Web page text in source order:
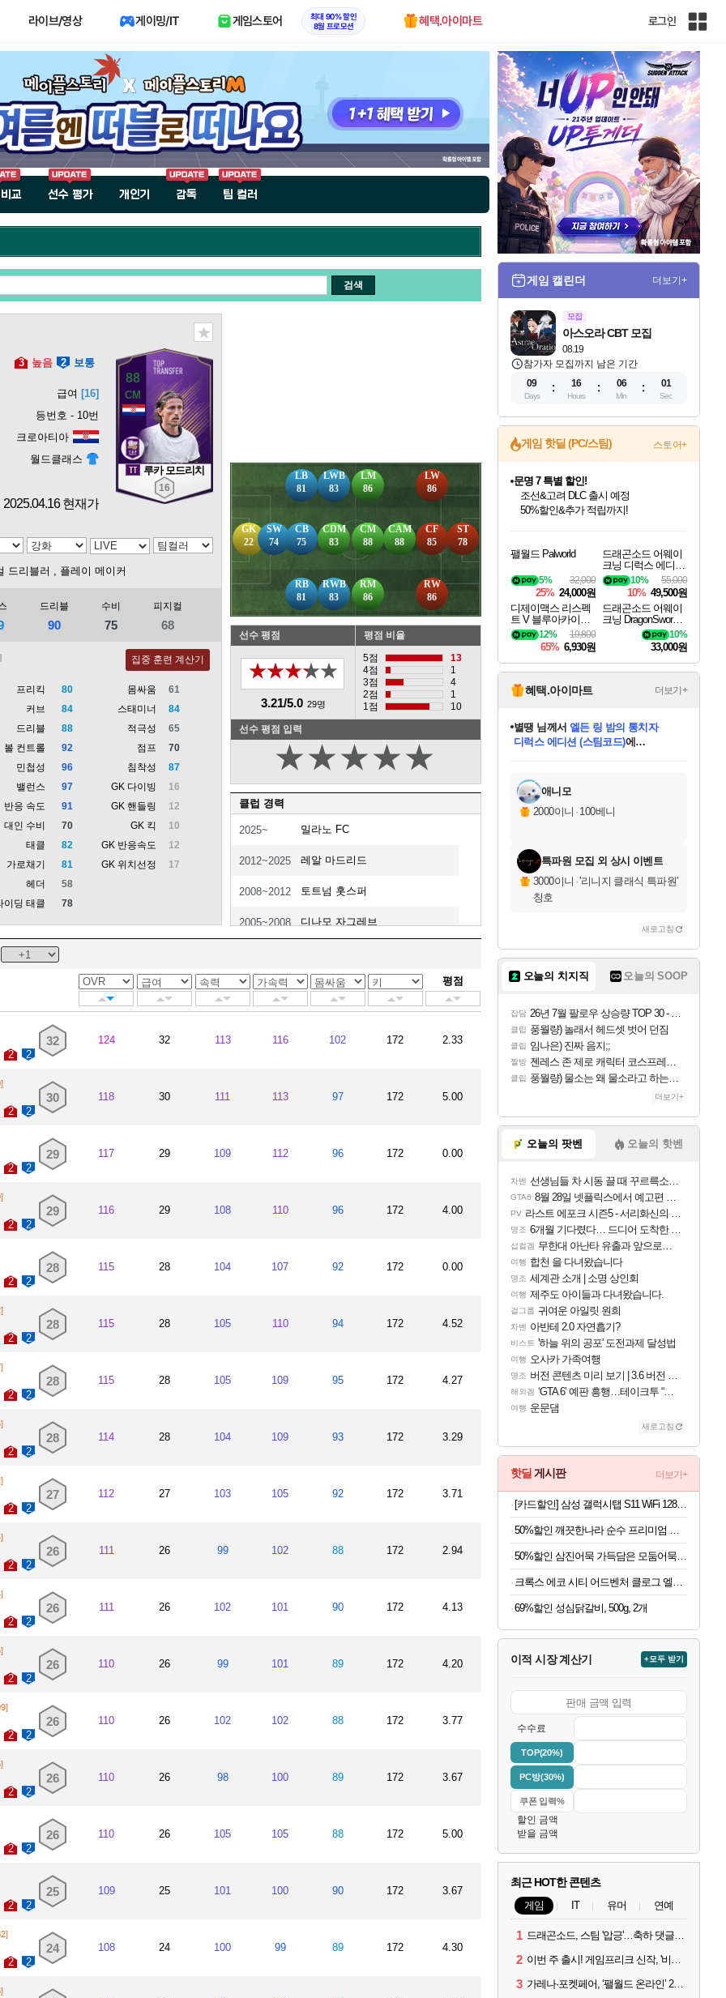
라이브/영상 게이밍/IT 게임스토어
최대 90% 할인
8월 프로모션
혜택.아이마트 로그인
인
전
사
이
트
교 선수 평가 개인기 감독 팀 컬러
검색
3 높음 2 보통
급여 [16]
등번호 - 10번
크로아티아
월드클래스
2025.04.16 현재가
88
루카 모드리치
16
드리블러 , 플레이 메이커
드리블
90
수비
75
피지컬
68
집중 훈련 계산기
프리킥
80
커브
84
드리블
88
볼 컨트롤
92
민첩성
96
밸런스
97
반응 속도
91
대인 수비
70
태클
82
가로채기
81
헤더
58
이딩 태클
78
몸싸움
61
스태미너
84
적극성
65
점프
70
침착성
87
GK 다이빙
16
GK 핸들링
12
GK 킥
10
GK 반응속도
12
GK 위치선정
17
GK
22
SW
74
RWB
83
RB
81
CB
75
LB
81
LWB
83
CDM
83
RM
86
CM
88
LM
86
CAM
88
LW
86
CF
85
RW
86
ST
78
선수 평점
★★★★★
3.21/5.0 29명
평점 비율
5점
13
4점
1
3점
4
2점
1
1점
10
선수 평점 입력
★★★★★
클럽 경력
2025~ 밀라노 FC
2012~2025 레알 마드리드
2008~2012 토트넘 홋스퍼
2005~2008 디나모 자그레브
2004~2004 디나모 자그레브
2003~2004 즈린스키 모스타르(임대)
2003~2003 디나모 자그레브
평점
2 2
32 124 32 113 116 102 172 2.33
2 2
30 118 30 111 113 97 172 5.00
2 2
29 117 29 109 112 96 172 0.00
2 2
29 116 29 108 110 96 172 4.00
2 2
28 115 28 104 107 92 172 0.00
2 2
28 115 28 105 110 94 172 4.52
2 2
28 115 28 105 109 95 172 4.27
2 2
28 114 28 104 109 93 172 3.29
2 2
27 112 27 103 105 92 172 3.71
2 2
26 111 26 99 102 88 172 2.94
2 2
26 111 26 102 101 90 172 4.13
2 2
26 110 26 99 101 89 172 4.20
2 2
26 110 26 102 102 88 172 3.77
2 2
26 110 26 98 100 89 172 3.67
2 2
26 110 26 105 105 88 172 5.00
2 2
25 109 25 101 100 90 172 3.67
2 2
24 108 24 100 99 89 172 4.30
게임 캘린더 더보기+
모집
08.19
아스오라 CBT 모집
참가자 모집까지 남은 기간
09
Days
16
Hours
06
Min
00
Sec
게임 핫딜 (PC/스팀) 스토어+
최대 90% 할인가를 만나보세요!
네이버혜택과 함께 만나보세요!
문명 7 특별 할인!
조선&고려 DLC 출시 예정
50%할인&추가 적립까지!
네이버 포인트 혜택까지!
이니&베니 혜택까지!
네이버 혜택가와 함께 예약하세요!
할인&네이버혜택으로 만나보세요!
네이버페이 혜택과 만나보세요!
40주년 프로모션으로 만나보세요!
할인가에 만나보세요!
일부 에디션 상시 할인!
혜택으로 예약 판매 중
편안하게 충전하세요
팰월드 Palworld
32,000
5%
25% 24,000원
드래곤소드 어웨이
크닝 디럭스 에디션
DragonSword Awake
ning Deluxe Edition
55,000
10%
10% 49,500원
디제이맥스 리스펙
트 V 블루아카이브
팩 DJMAX RESPE
CT V Blue Archive P
ack DLC
19,800
12%
65% 6,930원
드래곤소드 어웨이
크닝 DragonSword A
10%
33,000원
혜택.아이마트 더보기+
교환.
별땡 님께서 엘든 링 밤의 통치자
디럭스 에디션 (스팀코드)에
당첨되셨습니다.
당첨되셨습니다.
당첨되셨습니다.
당첨되셨습니다.
당첨되셨습니다.
당첨되셨습니다.
에디션 (스팀코드)
당첨되셨습니다.
애니모
2000이니 · 100베니
특파원 모집 외 상시 이벤트
3000이니 ·'리니지 클래식 특파원'
칭호
새로고침
오늘의 치지직 오늘의 SOOP
잡담 26년 7월 팔로우 상승량 TOP 30 - 월간 치지직
클립 풍월량) 놀래서 헤드셋 벗어 던짐
클립 임나은) 진짜 음지;;
짤방 젠레스 존 제로 캐릭터 코스프레한 꽁주
클립 풍월량) 물소는 왜 물소라고 하는거야? 아! 그만 ㅋㅋ 알았어 ㅋㅋ
더보기+
오늘의 팟벤 오늘의 핫벤
차벤 선생님들 차 시동 끌 때 꾸르륵소리나는데
GTA6 8월 28일 넷플릭스에서 예고편 공개 예정
PV 라스트 에포크 시즌5 - 서리화신의 분노 티저
명조 6개월 기다렸다… 드디어 도착한 치사 메신저백! 실물 후기
섭컬겜 무한대 아난타 유출과 앞으로의 예상 (루머)
여행 합천 을 다녀왔습니다
명조 세계관 소개 | 소명 상인회
여행 제주도 아이들과 다녀왔습니다.
걸그룹 귀여운 아일릿 원희
차벤 아반테 2.0 자연흡기?
비스트 '하늘 위의 공포' 도전과제 달성법
여행 오사카 가족여행
명조 버전 콘텐츠 미리 보기 | 3.6 버전 「신기루 속 등불 그림자, 속세에 깃든 검의 결심」이 8월 20일에 업데이트됩니다!
해외겜 ‘GTA 6’ 예판 흥행…테이크투 “내부 예상 크게 넘어”
여행 운문댐
새로고침
핫딜 게시판 더보기+
[카드할인] 삼성 갤럭시탭 S11 WiFi 128GB 27.8cm(11형) S펜포함 태블릿PC
69%할인 성심닭갈비, 500g, 2개
이적 시장 계산기 +모두 받기
수수료
TOP(20%)
PC방(30%)
할인 금액
받을 금액
최근 HOT한 콘텐츠
게임 IT 유머 연예
1 드래곤소드, 스팀 '압긍'…축하 댓글 달고 게임 코드 받자!
2 이번 주 출시! 게임프리크 신작, '비스트 오브 리인카네이션'
3 가레나·포켓페어, ‘팰월드 온라인’ 2026년 출시 예고